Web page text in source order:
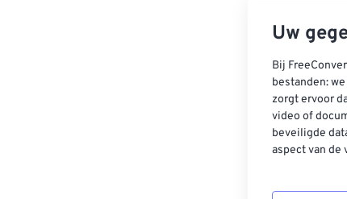
Uw
Bij
bestanden:
zorgt ervoor
video of
beveiligde
aspect van de